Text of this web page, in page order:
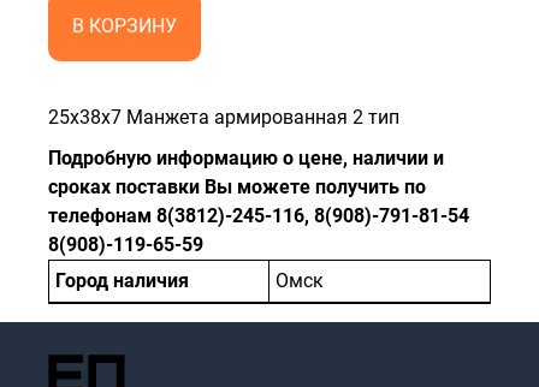
В КОРЗИНУ
25x38x7 Манжета армированная 2 тип
Подробную информацию о цене, наличии и
сроках поставки Вы можете получить по
телефонам 8(3812)-245-116, 8(908)-791-81-54
8(908)-119-65-59
Город наличия
Омск